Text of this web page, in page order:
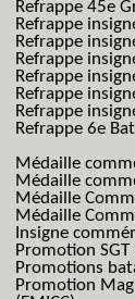
Refrappe 45e
Refrappe
Refrappe
Refrappe
Refrappe
Refrappe
Refrappe
Refrappe 6e
Médaille
Médaille
Médaille
Médaille
Insigne
Promotion
Promotions
Promotion